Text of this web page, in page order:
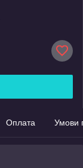
Оплата Умови